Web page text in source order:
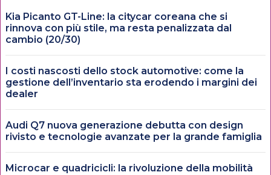
Kia Picanto GT-Line: la citycar coreana che si
rinnova con più stile, ma resta penalizzata dal
cambio (20/30)
I costi nascosti dello stock automotive: come la
gestione dell’inventario sta erodendo i margini dei
dealer
Audi Q7 nuova generazione debutta con design
rivisto e tecnologie avanzate per la grande famiglia
Microcar e quadricicli: la rivoluzione della mobilità